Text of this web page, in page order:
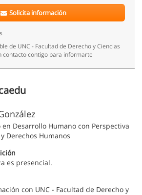
Solicita información
de UNC - Facultad de Derecho y Ciencias
contacto contigo para informarte
Desarrollo Humano con Perspectiva
Derechos Humanos
es presencial.
con UNC - Facultad de Derecho y